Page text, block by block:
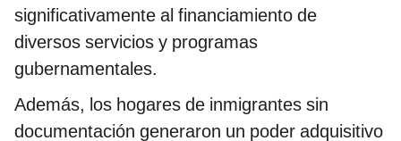
significativamente al financiamiento de
diversos servicios y programas
gubernamentales.
Además, los hogares de inmigrantes sin
documentación generaron un poder adquisitivo